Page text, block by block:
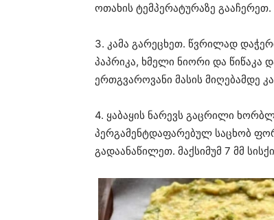
ოთახის ტემპერატურაზე
3. კამა გარეცხეთ. წვრილად
პაპრიკა, ხმელი ნიორი და წიწაკა
ერთგვაროვანი მასის მიღებამდე
4. ყაბაყის ნარევს გაცრილი
პერგამენტდაფარებულ საცხობ
გადაანაწილეთ. მაქსიმუმ 7 მმ